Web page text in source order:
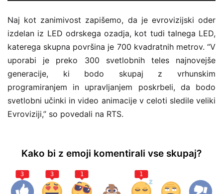
Naj kot zanimivost zapišemo, da je evrovizijski oder
izdelan iz LED odrskega ozadja, kot tudi talnega LED,
katerega skupna površina je 700 kvadratnih metrov. “V
uporabi je preko 300 svetlobnih teles najnovejše
generacije, ki bodo skupaj z vrhunskim
programiranjem in upravljanjem poskrbeli, da bodo
svetlobni učinki in video animacije v celoti sledile veliki
Evroviziji,” so povedali na RTS.
Kako bi z emoji komentirali vse skupaj?
3 3 1 1